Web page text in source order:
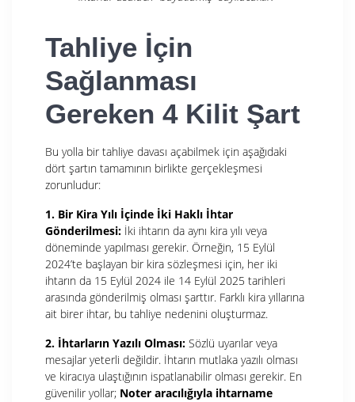
Tahliye İçin
Sağlanması
Gereken 4 Kilit Şart
Bu yolla bir tahliye davası açabilmek için aşağıdaki
dört şartın tamamının birlikte gerçekleşmesi
zorunludur:
1. Bir Kira Yılı İçinde İki Haklı İhtar
Gönderilmesi: İki ihtarın da aynı kira yılı veya
döneminde yapılması gerekir. Örneğin, 15 Eylül
2024’te başlayan bir kira sözleşmesi için, her iki
ihtarın da 15 Eylül 2024 ile 14 Eylül 2025 tarihleri
arasında gönderilmiş olması şarttır. Farklı kira yıllarına
ait birer ihtar, bu tahliye nedenini oluşturmaz.
2. İhtarların Yazılı Olması: Sözlü uyarılar veya
mesajlar yeterli değildir. İhtarın mutlaka yazılı olması
ve kiracıya ulaştığının ispatlanabilir olması gerekir. En
güvenilir yollar; Noter aracılığıyla ihtarname